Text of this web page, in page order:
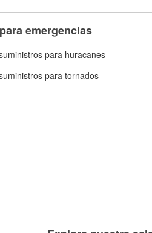
emergencias
para huracanes
para tornados